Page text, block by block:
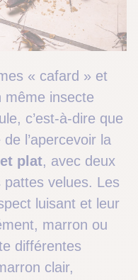
« cafard » et
même insecte
c’est-à-dire que
l’apercevoir la
plat, avec deux
velues. Les
luisant et leur
marron ou
différentes
clair,